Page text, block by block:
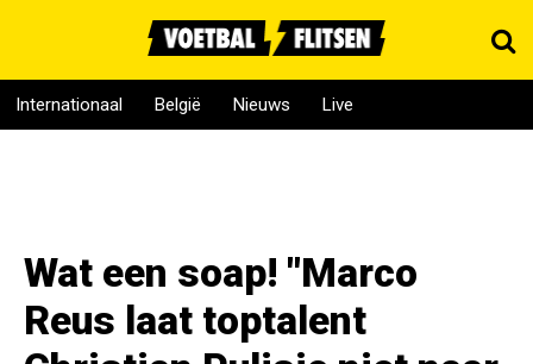
Internationaal België Nieuws Live
Wat een soap! "Marco
Reus laat toptalent